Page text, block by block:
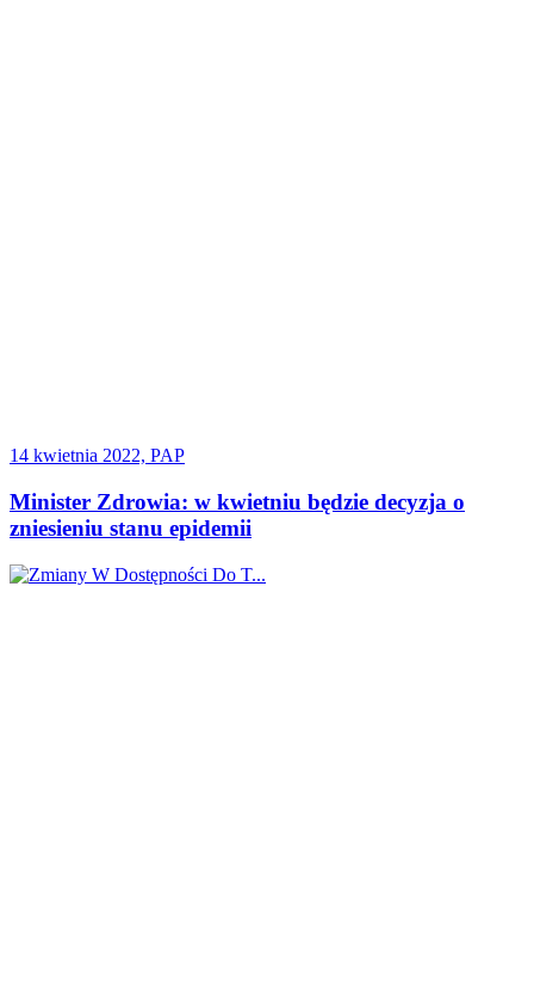
14 kwietnia 2022, PAP
Minister Zdrowia: w kwietniu będzie decyzja o
zniesieniu stanu epidemii